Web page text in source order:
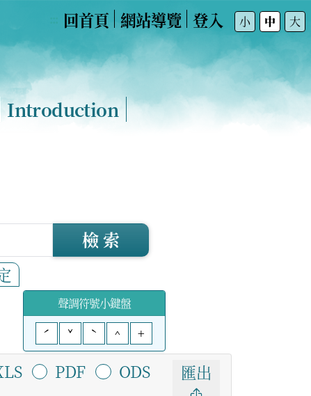
回首頁 網站導覽 登入 小 中 大
Introduction
檢 索
聲調符號小鍵盤
ˊ
ˇ ˋ ^ +
PDF ODS 匯出